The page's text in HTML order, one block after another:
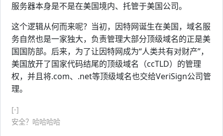
服务器本身是不是在美国境内、托管于美国公司。
这个逻辑从何而来呢？当初，因特网诞生在美国，域名服
务自然也是一家独大，负责管理大部分顶级域名的正是美
国国防部。后来，为了让因特网成为“人类共有对财产”，
美国放开了国家代码结尾的顶级域名（ccTLD）的管理
权，并且将.com、.net等顶级域名也交给VeriSign公司管
理。
[-]
安全？哈哈哈哈